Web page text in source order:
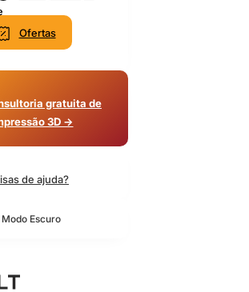
Ofertas
gratuita de
3D →
de ajuda?
Escuro